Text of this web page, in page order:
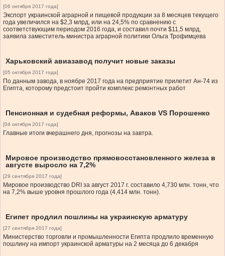
[06 октября 2017 года]
Экспорт украинской аграрной и пищевой продукции за 8 месяцев текущего
года увеличился на $2,3 млрд, или на 24,5% по сравнению с
соответствующим периодом 2016 года, и составил почти $11,5 млрд,
заявила заместитель министра аграрной политики Ольга Трофимцева
Харьковский авиазавод получит новые заказы
[05 октября 2017 года]
По данным завода, в ноябре 2017 года на предприятие прилетит Ан-74 из
Египта, которому предстоит пройти комплекс ремонтных работ
Пенсионная и судебная реформы, Аваков VS Порошенко
[04 октября 2017 года]
Главные итоги вчерашнего дня, прогнозы на завтра.
Мировое производство прямовосстановленного железа в
августе выросло на 7,2%
[29 сентября 2017 года]
Мировое производство DRI за август 2017 г. составило 4,730 млн. тонн, что
на 7,2% выше уровня прошлого года (4,414 млн. тонн).
Египет продлил пошлины на украинскую арматуру
[27 сентября 2017 года]
Министерство торговли и промышленности Египта продлило временную
пошлину на импорт украинской арматуры на 2 месяца до 6 декабря